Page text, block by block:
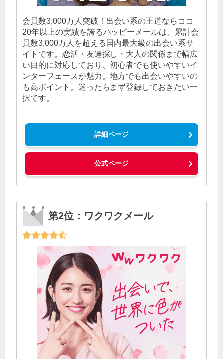
会員数3,000万人突破！出会い系の王道ならココ
20年以上の実績を誇るハッピーメールは、累計会
員数3,000万人を超える国内最大級の出会い系サ
イトです。恋活・友達探し・大人の関係まで幅広
い目的に対応しており、初心者でも使いやすいイ
ンターフェースが魅力。地方でも出会いやすいの
も高ポイント。迷ったらまず登録しておきたい一
択です。
詳細ページ
公式ページ
第2位：ワクワクメール